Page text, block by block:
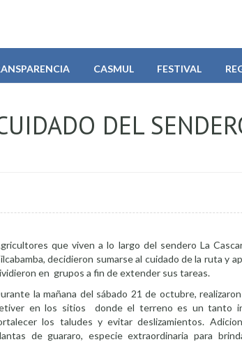
CASMUL FESTIVAL
DEL
que viven a lo largo del sendero La
decidieron sumarse al cuidado de la ruta y
en grupos a fin de extender sus tareas.
la mañana del sábado 21 de octubre,
en los sitios donde el terreno es un tanto
los taludes y evitar deslizamientos.
de guararo, especie extraordinaria para